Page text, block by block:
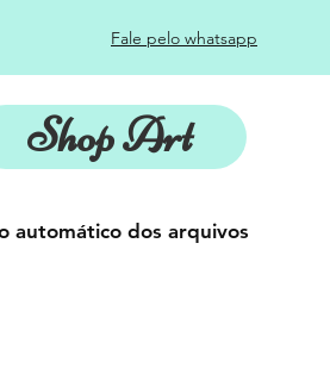
Fale pelo whatsapp
Shop Art
automático dos arquivos